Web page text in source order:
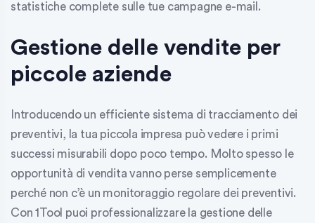
statistiche complete sulle tue campagne e-mail.
Gestione delle vendite per
piccole aziende
Introducendo un efficiente sistema di tracciamento dei
preventivi, la tua piccola impresa può vedere i primi
successi misurabili dopo poco tempo. Molto spesso le
opportunità di vendita vanno perse semplicemente
perché non c’è un monitoraggio regolare dei preventivi.
Con 1Tool puoi professionalizzare la gestione delle